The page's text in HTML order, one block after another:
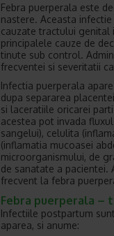
Febra puerperala este
nastere. Aceasta
cauzate tractului genital
principalele cauze de
tinute sub control.
frecventei si severitatii
Infectia puerperala
dupa separarea
si laceratiile oricarei
acestea pot invada
sangelui), celulita
(inflamatia mucoasei
microorganismului, de
de sanatate a pacientei.
frecvent la febra
Febra puerperala –
Infectiile postpartum
aparea, si anume: